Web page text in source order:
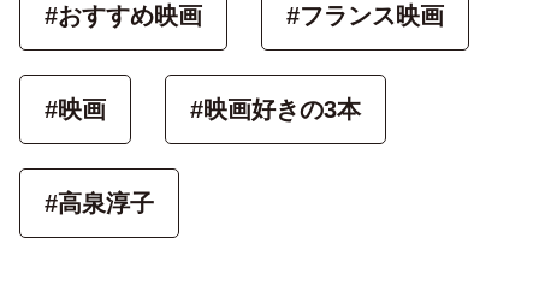
#おすすめ映画 #フランス映画
#映画 #映画好きの3本
#高泉淳子